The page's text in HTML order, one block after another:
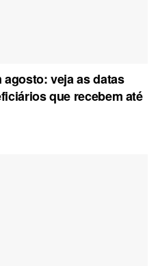
agosto: veja as datas
que recebem até